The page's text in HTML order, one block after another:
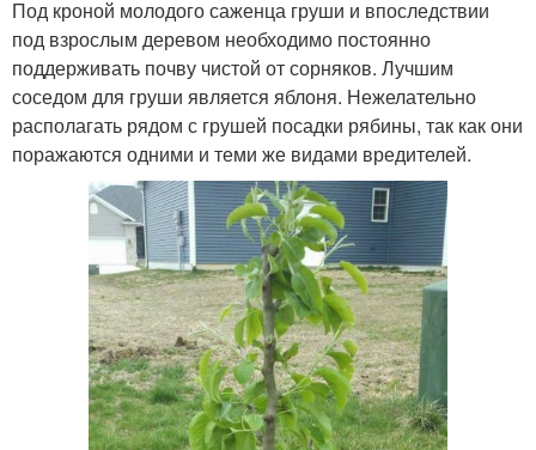
Под кроной молодого саженца груши и впоследствии
под взрослым деревом необходимо постоянно
поддерживать почву чистой от сорняков. Лучшим
соседом для груши является яблоня. Нежелательно
располагать рядом с грушей посадки рябины, так как они
поражаются одними и теми же видами вредителей.